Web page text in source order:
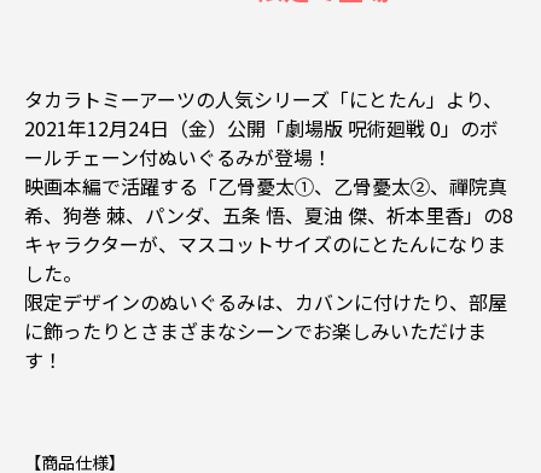
タカラトミーアーツの人気シリーズ「にとたん」より、
2021年12月24日（金）公開「劇場版 呪術廻戦 0」のボ
ールチェーン付ぬいぐるみが登場！
映画本編で活躍する「乙骨憂太①、乙骨憂太②、禪院真
希、狗巻 棘、パンダ、五条 悟、夏油 傑、祈本里香」の8
キャラクターが、マスコットサイズのにとたんになりま
した。
限定デザインのぬいぐるみは、カバンに付けたり、部屋
に飾ったりとさまざまなシーンでお楽しみいただけま
す！
【商品仕様】